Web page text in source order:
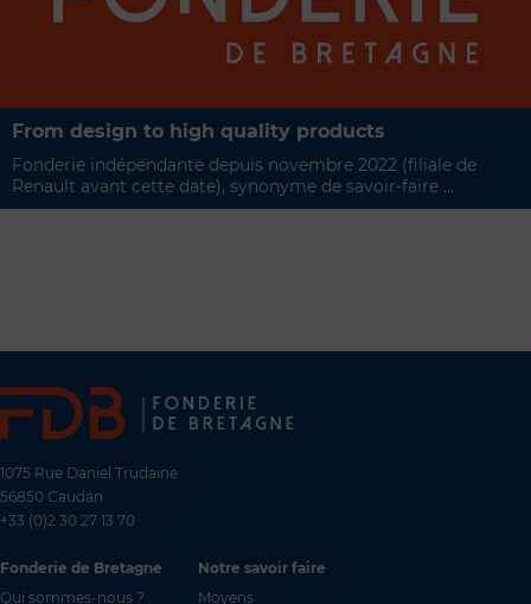
From design to high quality products
Fonderie indépendante depuis novembre 2022 (filiale de
Renault avant cette date), synonyme de savoir-faire ...
1075 Rue Daniel Trudaine
56850 Caudan
+33 (0)2 30 27 13 70
Fonderie de Bretagne
Qui sommes-nous ?
Notre savoir faire
Moyens